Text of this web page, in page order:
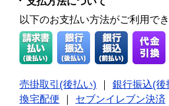
以下のお支払い方法がご利用で
売掛取引(後払い)
銀行振込(後
換宅配便
セブンイレブン決済